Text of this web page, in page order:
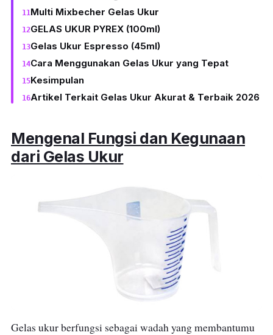
Multi Mixbecher Gelas Ukur
GELAS UKUR PYREX (100ml)
Gelas Ukur Espresso (45ml)
Cara Menggunakan Gelas Ukur yang Tepat
Kesimpulan
Artikel Terkait Gelas Ukur Akurat & Terbaik 2026
Mengenal Fungsi dan Kegunaan
dari Gelas Ukur
Gelas ukur berfungsi sebagai wadah yang membantumu